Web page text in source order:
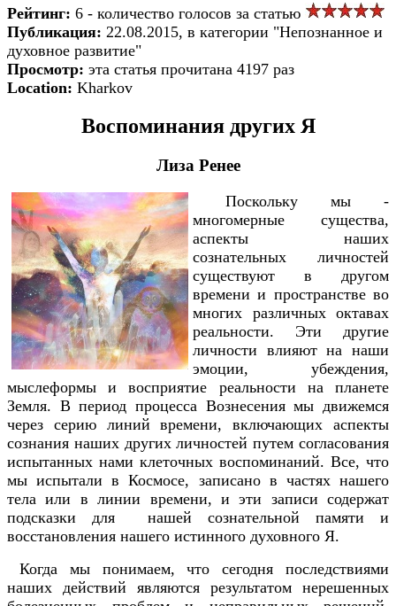
Рейтинг: 6 - количество голосов за статью
Публикация: 22.08.2015, в категории "Непознанное и
духовное развитие"
Просмотр: эта статья прочитана 4197 раз
Location: Kharkov
Воспоминания других Я
Лиза Ренее
Поскольку мы -
многомерные существа,
аспекты наших
сознательных личностей
существуют в другом
времени и пространстве во
многих различных октавах
реальности. Эти другие
личности влияют на наши
эмоции, убеждения,
мыслеформы и восприятие реальности на планете
Земля. В период процесса Вознесения мы движемся
через серию линий времени, включающих аспекты
сознания наших других личностей путем согласования
испытанных нами клеточных воспоминаний. Все, что
мы испытали в Космосе, записано в частях нашего
тела или в линии времени, и эти записи содержат
подсказки для нашей сознательной памяти и
восстановления нашего истинного духовного Я.
Когда мы понимаем, что сегодня последствиями
наших действий являются результатом нерешенных